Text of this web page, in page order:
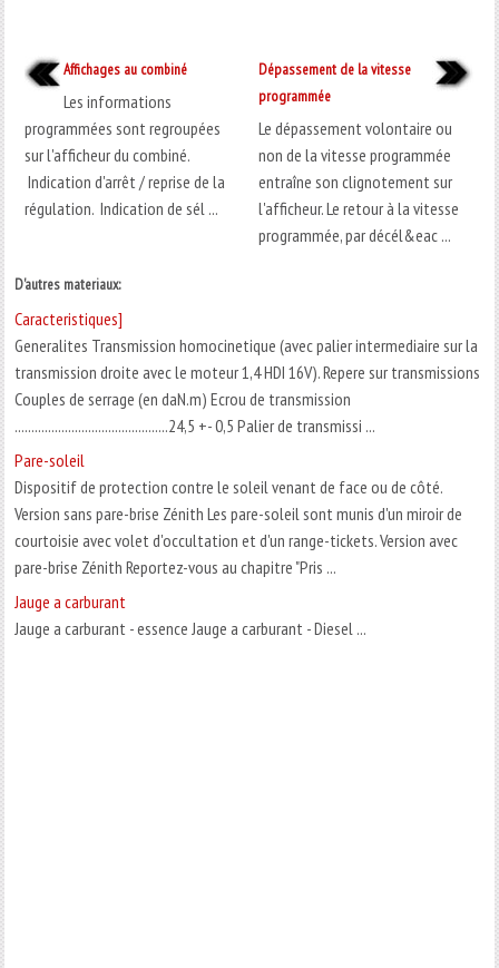
Affichages au combiné
Les informations
programmées sont regroupées
sur l'afficheur du combiné.
Indication d'arrêt / reprise de la
régulation. Indication de sél ...
Dépassement de la vitesse
programmée
Le dépassement volontaire ou
non de la vitesse programmée
entraîne son clignotement sur
l'afficheur. Le retour à la vitesse
programmée, par décél&eac ...
D'autres materiaux:
Caracteristiques]
Generalites Transmission homocinetique (avec palier intermediaire sur la
transmission droite avec le moteur 1,4 HDI 16V). Repere sur transmissions
Couples de serrage (en daN.m) Ecrou de transmission
..............................................24,5 +- 0,5 Palier de transmissi ...
Pare-soleil
Dispositif de protection contre le soleil venant de face ou de côté.
Version sans pare-brise Zénith Les pare-soleil sont munis d'un miroir de
courtoisie avec volet d'occultation et d'un range-tickets. Version avec
pare-brise Zénith Reportez-vous au chapitre "Pris ...
Jauge a carburant
Jauge a carburant - essence Jauge a carburant - Diesel ...